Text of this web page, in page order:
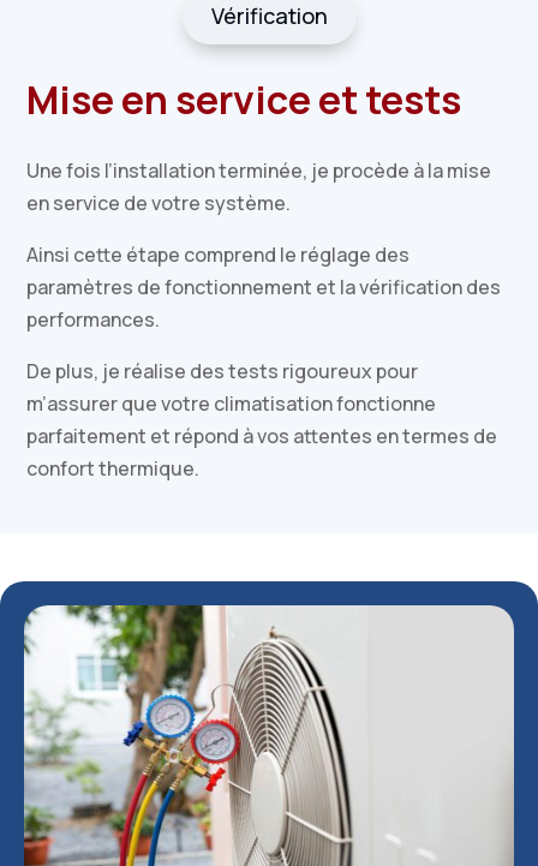
Vérification
Mise en service et tests
Une fois l’installation terminée, je procède à la mise
en service de votre système.
Ainsi cette étape comprend le réglage des
paramètres de fonctionnement et la vérification des
performances.
De plus, je réalise des tests rigoureux pour
m’assurer que votre climatisation fonctionne
parfaitement et répond à vos attentes en termes de
confort thermique.